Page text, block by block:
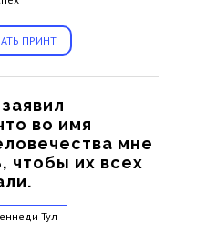
ПРИНТ
во имя
мне
чтобы их всех
Тул